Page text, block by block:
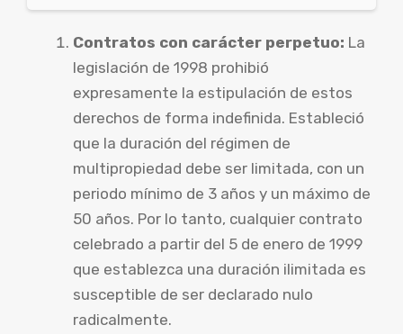
Contratos con carácter perpetuo: La
legislación de 1998 prohibió
expresamente la estipulación de estos
derechos de forma indefinida. Estableció
que la duración del régimen de
multipropiedad debe ser limitada, con un
periodo mínimo de 3 años y un máximo de
50 años. Por lo tanto, cualquier contrato
celebrado a partir del 5 de enero de 1999
que establezca una duración ilimitada es
susceptible de ser declarado nulo
radicalmente.